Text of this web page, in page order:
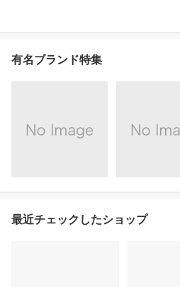
有名ブランド特集
最近チェックしたショップ